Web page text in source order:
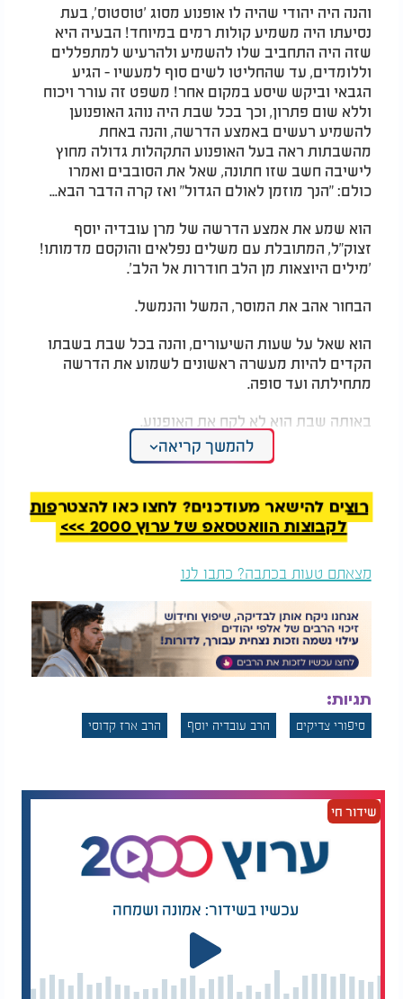
והנה היה יהודי שהיה לו אופנוע מסוג 'טוסטוס', בעת
נסיעתו היה משמיע קולות רמים במיוחד! הבעיה היא
שזה היה התחביב שלו להשמיע ולהרעיש למתפללים
וללומדים, עד שהחליטו לשים סוף למעשיו - הגיע
הגבאי וביקש שיסע במקום אחר! משפט זה עורר ויכוח
וללא שום פתרון, וכך בכל שבת היה נוהג האופנוען
להשמיע רעשים באמצע הדרשה, והנה באחת
מהשבתות ראה בעל האופנוע התקהלות גדולה מחוץ
לישיבה חשב שזו חתונה, שאל את הסובבים ואמרו
כולם: "הנך מוזמן לאולם הגדול" ואז קרה הדבר הבא...
הוא שמע את אמצע הדרשה של מרן עובדיה יוסף
זצוק"ל, המתובלת עם משלים נפלאים והוקסם מדמותו!
'מילים היוצאות מן הלב חודרות אל הלב'.
הבחור אהב את המוסר, המשל והנמשל.
הוא שאל על שעות השיעורים, והנה בכל שבת בשבתו
הקדים להיות מעשרה ראשונים לשמוע את הדרשה
מתחילתה ועד סופה.
באותה שבת הוא לא לקח את האופנוע.
אמר מרן: "נגשתי אל בעל האופנוע, לא דיברתי איתו על
בשבת..."
המלצות נוספות
מסר לחיילים מהרב
עובדיה יוסף זצ"ל!
"זורקים עליהם טילים"
חשיפה מרטיטה: מרן
המשיח בחלומו
מרעיש איתם בכל שבת, והנה הלך והגיע לרחוב 'מחניים'
בבית כנסת והתפלל שם לבדו.
שבת ואחרי כן עוד שבת... עד ששמר שבת מלאה, עזב
את דרכו, הפסיק לחלל שבת, והגיע לדרשה הקבועה של
וחזר בתשובה שלמה.
תוך פחות משנה התחתן עם בת ישראל חרדית! והיא
חיזקה אותו יותר, ושניהם זכו לבנים ולבני בנים צדיקים,
כולם בני ישיבות 'בן פורת יוסף'.
להמשך קריאה
רוצים להישאר מעודכנים? לחצו כאן להצטרפות
לקבוצות הוואטסאפ של ערוץ 2000 >>>
מצאתם טעות בכתבה? כתבו לנו
תגיות:
סיפורי צדיקים הרב עובדיה יוסף הרב ארז קדוסי
שידור חי
עכשיו בשידור: אמונה ושמחה